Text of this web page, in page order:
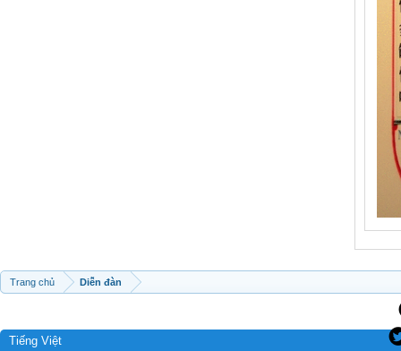
Trang chủ Diễn đàn
Tiếng Việt